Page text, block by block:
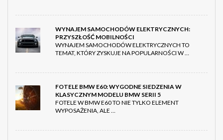
WYNAJEM SAMOCHODÓW ELEKTRYCZNYCH:
PRZYSZŁOŚĆ MOBILNOŚCI
WYNAJEM SAMOCHODÓW ELEKTRYCZNYCH TO
TEMAT, KTÓRY ZYSKUJE NA POPULARNOŚCI W …
FOTELE BMW E60: WYGODNE SIEDZENIA W
KLASYCZNYM MODELU BMW SERII 5
FOTELE W BMW E60 TO NIE TYLKO ELEMENT
WYPOSAŻENIA, ALE …